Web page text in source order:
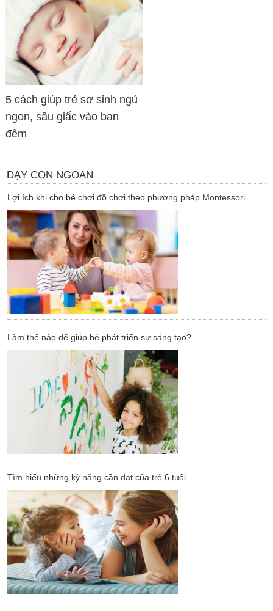
5 cách giúp trẻ sơ sinh ngủ
ngon, sâu giấc vào ban
đêm
DẠY CON NGOAN
Lợi ích khi cho bé chơi đồ chơi theo phương pháp Montessori
Làm thế nào để giúp bé phát triển sự sáng tạo?
Tìm hiểu những kỹ năng cần đạt của trẻ 6 tuổi.